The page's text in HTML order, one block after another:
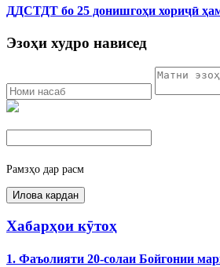
ДДСТДТ бо 25 донишгоҳи хориҷӣ
Эзоҳи худро нависед
Рамзҳо дар расм
Хабарҳои кӯтоҳ
1. Фаъолияти 20-солаи Бойгонии